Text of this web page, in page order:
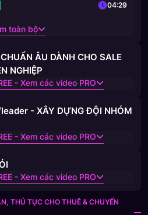
04:29
toàn bộ
ÂU DÀNH CHO SALE
NGHIỆP
- Xem các video PRO
- XÂY DỰNG ĐỘI NHÓM
- Xem các video PRO
- Xem các video PRO
THỦ TỤC CHO THUÊ & CHUYỂN